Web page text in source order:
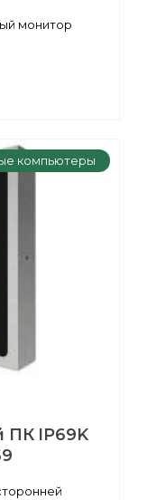
монитор
компьютеры
ПК IP69K